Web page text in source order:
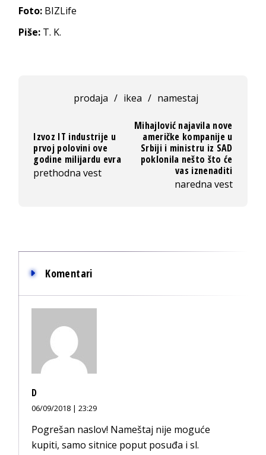
Foto: BIZLife
Piše: T. K.
prodaja / ikea / namestaj
Izvoz IT industrije u
prvoj polovini ove
godine milijardu evra
prethodna vest
Mihajlović najavila nove
američke kompanije u
Srbiji i ministru iz SAD
poklonila nešto što će
vas iznenaditi
naredna vest
Komentari
D
06/09/2018 | 23:29
Pogrešan naslov! Nameštaj nije moguće
kupiti, samo sitnice poput posuđa i sl.